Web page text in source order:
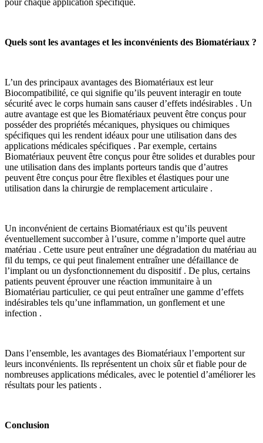
pour chaque application spécifique.
Quels sont les avantages et les inconvénients des Biomatériaux ?
L’un des principaux avantages des Biomatériaux est leur
Biocompatibilité, ce qui signifie qu’ils peuvent interagir en toute
sécurité avec le corps humain sans causer d’effets indésirables . Un
autre avantage est que les Biomatériaux peuvent être conçus pour
posséder des propriétés mécaniques, physiques ou chimiques
spécifiques qui les rendent idéaux pour une utilisation dans des
applications médicales spécifiques . Par exemple, certains
Biomatériaux peuvent être conçus pour être solides et durables pour
une utilisation dans des implants porteurs tandis que d’autres
peuvent être conçus pour être flexibles et élastiques pour une
utilisation dans la chirurgie de remplacement articulaire .
Un inconvénient de certains Biomatériaux est qu’ils peuvent
éventuellement succomber à l’usure, comme n’importe quel autre
matériau . Cette usure peut entraîner une dégradation du matériau au
fil du temps, ce qui peut finalement entraîner une défaillance de
l’implant ou un dysfonctionnement du dispositif . De plus, certains
patients peuvent éprouver une réaction immunitaire à un
Biomatériau particulier, ce qui peut entraîner une gamme d’effets
indésirables tels qu’une inflammation, un gonflement et une
infection .
Dans l’ensemble, les avantages des Biomatériaux l’emportent sur
leurs inconvénients. Ils représentent un choix sûr et fiable pour de
nombreuses applications médicales, avec le potentiel d’améliorer les
résultats pour les patients .
Conclusion